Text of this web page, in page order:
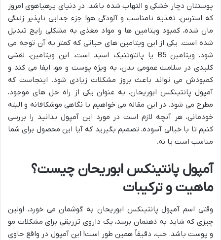
پوستتان دچار خشکی و التهاب شده باشد. در دنیای پرهیاهوی امروز
که استرس، تغذیه نامناسب و آلودگی هوا جزء جدایی ناپذیر زندگی
مان شده، کمبود ویتامین ها و مواد مغذی به مشکلی رایج تبدیل
شده است. یکی از این ویتامین های حیاتی که کمتر به آن توجه می
شود، ویتامین B5 یا پانتوتنیک اسید است. این ویتامین، نقشی
کلیدی در سلامت عمومی بدن، به ویژه پوست و مو، ایفا می کند و
کمبودش می تواند باعث بروز مشکلات زیادی شود. اینجاست که
آمپول پانتینکس ابوریحان، به عنوان یکی از راه حل های موجود،
مطرح می شود. در این مقاله می خواهیم با نگاهی موشکافانه و البته
خودمانی، هر آنچه لازم است در مورد این آمپول بدانید را بررسی
کنیم تا با خیالی آسوده، تصمیم بگیرید که آیا این محصول برای شما
مناسب است یا نه.
آمپول پانتینکس ابوریحان چیست؟
ماهیت و ترکیبات
وقتی اسم آمپول پانتینکس ابوریحان به گوشمان می خورد، اولین
چیزی که شاید به ذهنمان برسد، یک داروی تزریقی برای مشکلات مو
و پوست باشد. خب، دقیقاً همین طور است! این آمپول در واقع حاوی